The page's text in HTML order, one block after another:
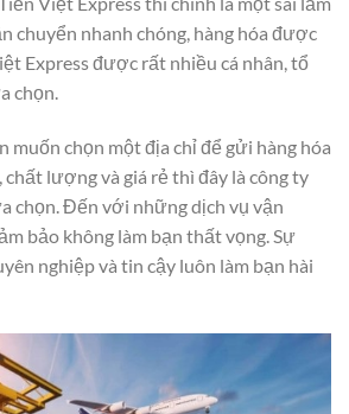
chuyển nhanh chóng, hàng hóa được
Express được rất nhiều cá nhân, tổ
chọn.
muốn chọn một địa chỉ để gửi hàng hóa
lượng và giá rẻ thì đây là công ty
chọn. Đến với những dịch vụ vận
bảo không làm bạn thất vọng. Sự
nghiệp và tin cậy luôn làm bạn hài